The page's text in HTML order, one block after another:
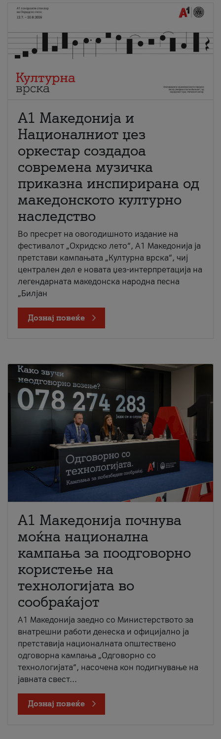
А1 Македонија и
Националниот џез
оркестар создадоа
современа музичка
приказна инспирирана од
македонското културно
наследство
Во пресрет на овогодишното издание на
фестивалот „Охридско лето“, А1 Македонија ја
претстави кампањата „Културна врска“, чиј
централен дел е новата џез-интерпретација на
легендарната македонска народна песна
„Билјан
Дознај повеќе
A1 Македонија почнува
моќна национална
кампања за поодговорно
користење на
технологијата во
сообраќајот
A1 Македонија заедно со Министерството за
внатрешни работи денеска и официјално ја
претставија националната општествено
одговорна кампања „Одговорно со
технологијата“, насочена кон подигнување на
јавната свест...
Дознај повеќе